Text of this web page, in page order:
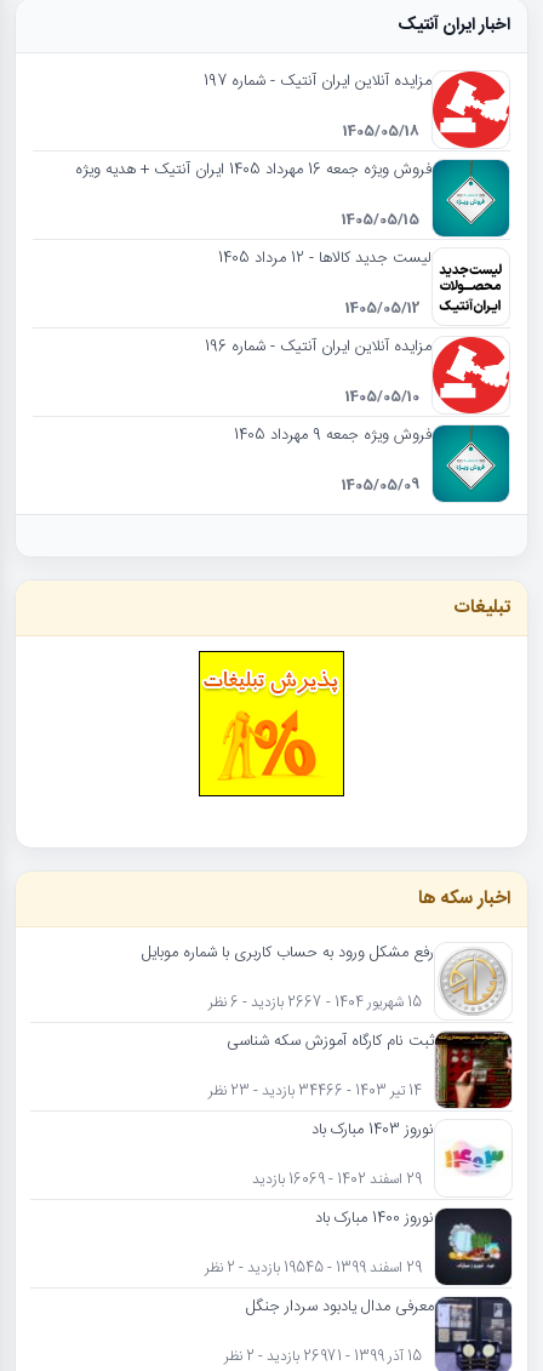
اخبار ایران آنتیک
مزایده آنلاین ایران آنتیک - شماره 197
1405/05/18
فروش ویژه جمعه 16 مهرداد 1405 ایران آنتیک + هدیه ویژه
1405/05/15
لیست جدید کالاها - 12 مرداد 1405
1405/05/12
مزایده آنلاین ایران آنتیک - شماره 196
1405/05/10
فروش ویژه جمعه 9 مهرداد 1405
1405/05/09
تبلیغات
اخبار سکه ها
رفع مشکل ورود به حساب کاربری با شماره موبایل
15 شهریور 1404 - 2667 بازدید - 6 نظر
ثبت نام کارگاه آموزش سکه شناسی
14 تیر 1403 - 34466 بازدید - 23 نظر
نوروز 1403 مبارک باد
29 اسفند 1402 - 16069 بازدید
نوروز 1400 مبارک باد
29 اسفند 1399 - 19545 بازدید - 2 نظر
معرفی مدال یادبود سردار جنگل
15 آذر 1399 - 26971 بازدید - 2 نظر